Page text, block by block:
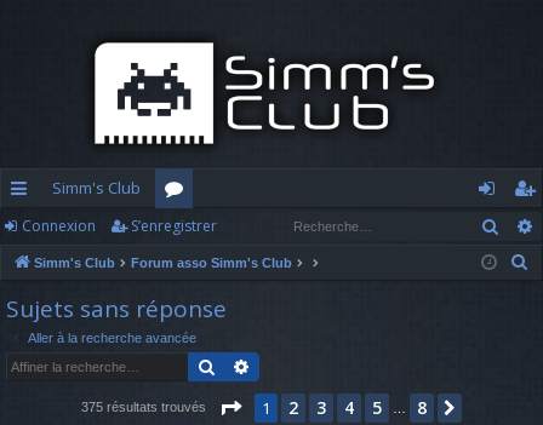
cc
ès
ra
Simm's Club
or
u
m
s
o
n
’e
nr
Connexion S’enregistrer
Simm's Club Forum asso Simm's Club
Sujets sans réponse
Aller à la recherche avancée
Rechercher
375 résultats trouvés Page 1 sur
1 2 3 4 5 8